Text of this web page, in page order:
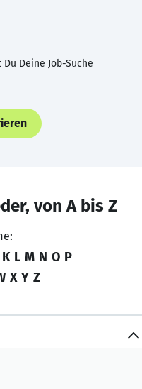
Deine Job-Suche
von A bis Z
K L M N O P
X Y Z